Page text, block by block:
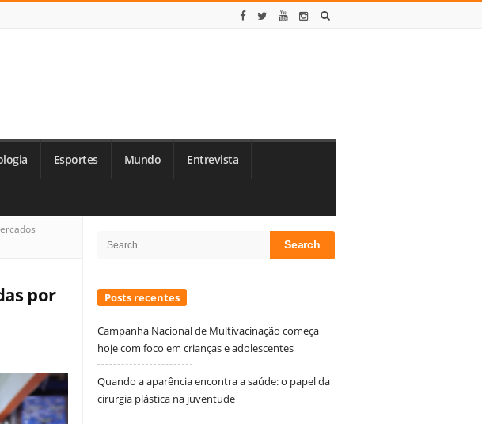
Esportes Mundo Entrevista
por
Sidebar
Search
Posts recentes
Campanha Nacional de Multivacinação começa
hoje com foco em crianças e adolescentes
Quando a aparência encontra a saúde: o papel da
cirurgia plástica na juventude